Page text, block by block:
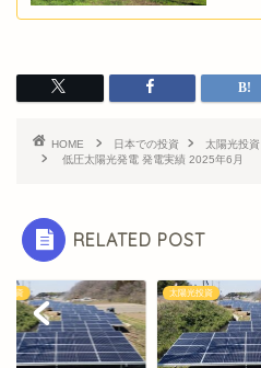
HOME 日本での投資
太陽光投資
低圧太陽光発電 発電実績 2025年6月
RELATED POST
投資 太陽光投資